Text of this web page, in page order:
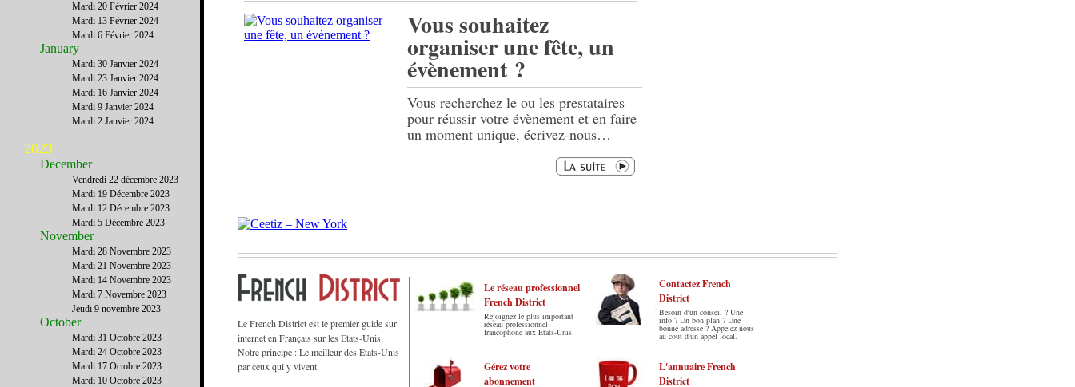
Vous souhaitez
organiser une fête, un
évènement ?
Vous recherchez le ou les prestataires
pour réussir votre évènement et en faire
un moment unique, écrivez-nous…
Le French District est le premier guide sur
internet en Français sur les Etats-Unis.
Notre principe : Le meilleur des Etats-Unis
par ceux qui y vivent.
Le réseau professionnel
French District
Rejoignez le plus important
réseau professionnel
francophone aux Etats-Unis.
Contactez French
District
Besoin d'un conseil ? Une
info ? Un bon plan ? Une
bonne adresse ? Appelez nous
au coût d'un appel local.
Gérez votre
abonnement
L'annuaire French
District
Mardi 20 Février 2024
Mardi 13 Février 2024
Mardi 6 Février 2024
January
Mardi 30 Janvier 2024
Mardi 23 Janvier 2024
Mardi 16 Janvier 2024
Mardi 9 Janvier 2024
Mardi 2 Janvier 2024
2023
December
Vendredi 22 décembre 2023
Mardi 19 Décembre 2023
Mardi 12 Décembre 2023
Mardi 5 Décembre 2023
November
Mardi 28 Novembre 2023
Mardi 21 Novembre 2023
Mardi 14 Novembre 2023
Mardi 7 Novembre 2023
Jeudi 9 novembre 2023
October
Mardi 31 Octobre 2023
Mardi 24 Octobre 2023
Mardi 17 Octobre 2023
Mardi 10 Octobre 2023